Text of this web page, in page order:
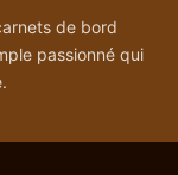
de bord
passionné qui